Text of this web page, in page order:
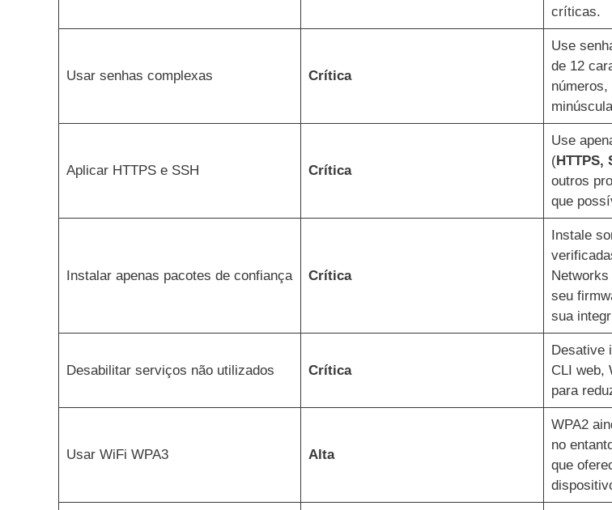
críticas.
Usar senhas complexas Crítica
Use
de 12
Aplicar HTTPS e SSH Crítica
Use
(HTTPS,
outros
que
Instalar apenas pacotes de confiança Crítica
Instale
seu
sua
Desabilitar serviços não utilizados Crítica
Desative
CLI web,
para
Usar WiFi WPA3 Alta
WPA2
no
que